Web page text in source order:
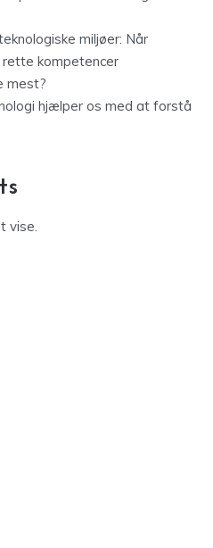
miljøer: Når
kompetencer
mest?
hjælper os med at forstå
vise.